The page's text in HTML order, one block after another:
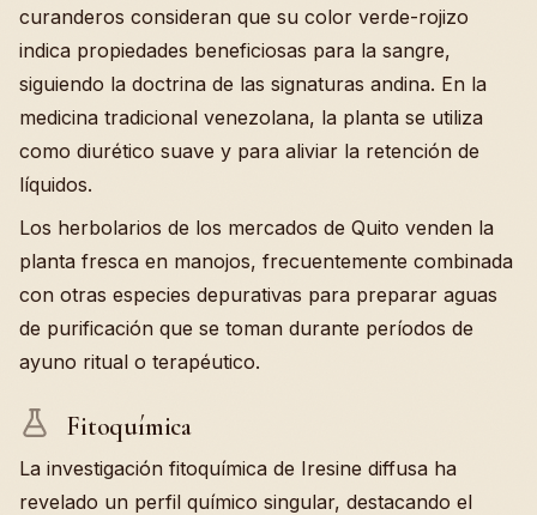
curanderos consideran que su color verde-rojizo
indica propiedades beneficiosas para la sangre,
siguiendo la doctrina de las signaturas andina. En la
medicina tradicional venezolana, la planta se utiliza
como diurético suave y para aliviar la retención de
líquidos.
Los herbolarios de los mercados de Quito venden la
planta fresca en manojos, frecuentemente combinada
con otras especies depurativas para preparar aguas
de purificación que se toman durante períodos de
ayuno ritual o terapéutico.
Fitoquímica
La investigación fitoquímica de Iresine diffusa ha
revelado un perfil químico singular, destacando el